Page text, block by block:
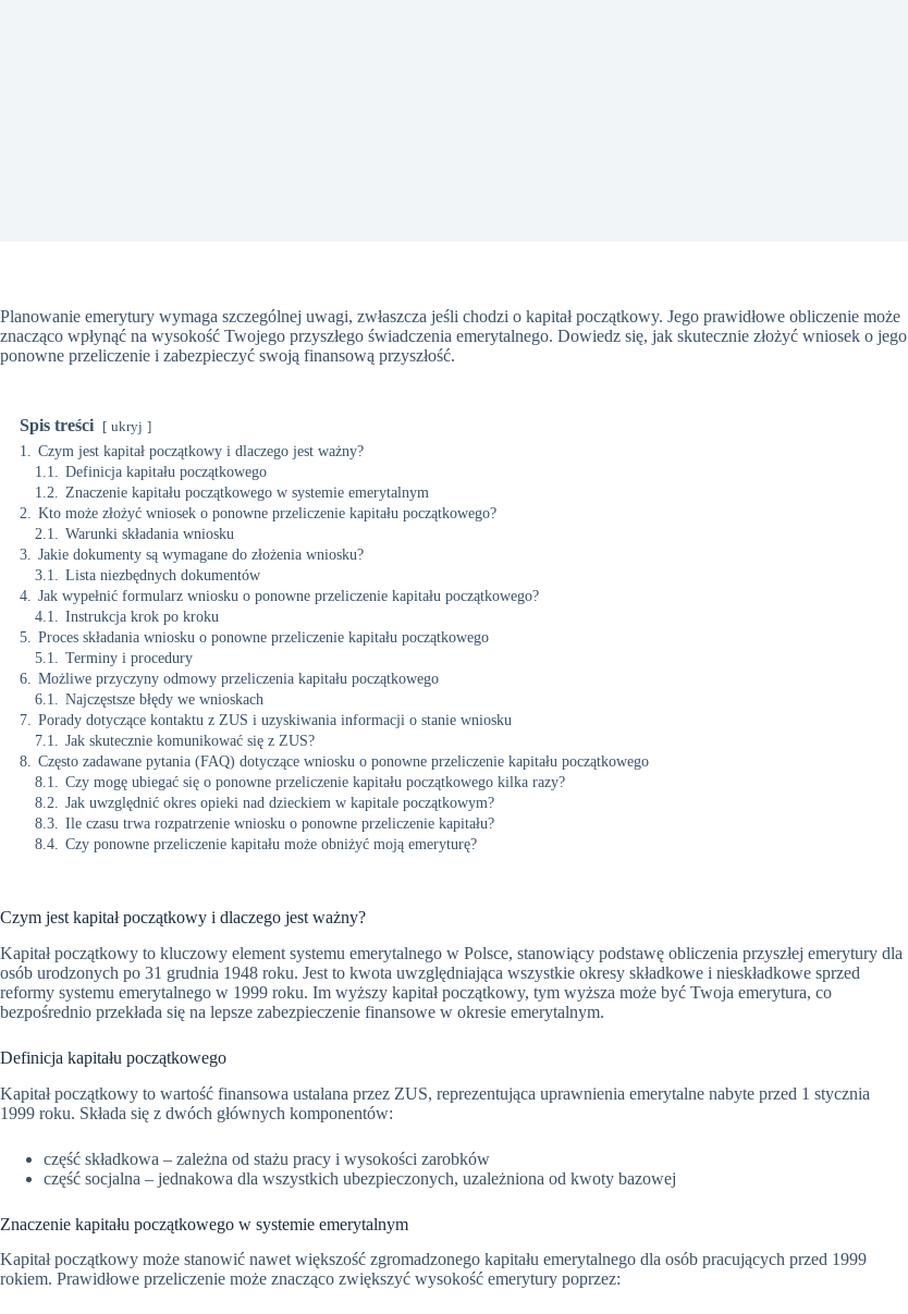
Planowanie emerytury wymaga szczególnej uwagi, zwłaszcza jeśli chodzi o kapitał początkowy. Jego prawidłowe obliczenie może
znacząco wpłynąć na wysokość Twojego przyszłego świadczenia emerytalnego. Dowiedz się, jak skutecznie złożyć wniosek o jego
ponowne przeliczenie i zabezpieczyć swoją finansową przyszłość.
Spis treści ukryj
1.
Czym jest kapitał początkowy i dlaczego jest ważny?
1.1.
Definicja kapitału początkowego
1.2.
Znaczenie kapitału początkowego w systemie emerytalnym
2.
Kto może złożyć wniosek o ponowne przeliczenie kapitału początkowego?
2.1.
Warunki składania wniosku
3.
Jakie dokumenty są wymagane do złożenia wniosku?
3.1.
Lista niezbędnych dokumentów
4.
Jak wypełnić formularz wniosku o ponowne przeliczenie kapitału początkowego?
4.1.
Instrukcja krok po kroku
5.
Proces składania wniosku o ponowne przeliczenie kapitału początkowego
5.1.
Terminy i procedury
6.
Możliwe przyczyny odmowy przeliczenia kapitału początkowego
6.1.
Najczęstsze błędy we wnioskach
7.
Porady dotyczące kontaktu z ZUS i uzyskiwania informacji o stanie wniosku
7.1.
Jak skutecznie komunikować się z ZUS?
8.
Często zadawane pytania (FAQ) dotyczące wniosku o ponowne przeliczenie kapitału początkowego
8.1.
Czy mogę ubiegać się o ponowne przeliczenie kapitału początkowego kilka razy?
8.2.
Jak uwzględnić okres opieki nad dzieckiem w kapitale początkowym?
8.3.
Ile czasu trwa rozpatrzenie wniosku o ponowne przeliczenie kapitału?
8.4.
Czy ponowne przeliczenie kapitału może obniżyć moją emeryturę?
Czym jest kapitał początkowy i dlaczego jest ważny?
Kapitał początkowy to kluczowy element systemu emerytalnego w Polsce, stanowiący podstawę obliczenia przyszłej emerytury dla
osób urodzonych po 31 grudnia 1948 roku. Jest to kwota uwzględniająca wszystkie okresy składkowe i nieskładkowe sprzed
reformy systemu emerytalnego w 1999 roku. Im wyższy kapitał początkowy, tym wyższa może być Twoja emerytura, co
bezpośrednio przekłada się na lepsze zabezpieczenie finansowe w okresie emerytalnym.
Definicja kapitału początkowego
Kapitał początkowy to wartość finansowa ustalana przez ZUS, reprezentująca uprawnienia emerytalne nabyte przed 1 stycznia
1999 roku. Składa się z dwóch głównych komponentów:
część składkowa – zależna od stażu pracy i wysokości zarobków
część socjalna – jednakowa dla wszystkich ubezpieczonych, uzależniona od kwoty bazowej
Znaczenie kapitału początkowego w systemie emerytalnym
Kapitał początkowy może stanowić nawet większość zgromadzonego kapitału emerytalnego dla osób pracujących przed 1999
rokiem. Prawidłowe przeliczenie może znacząco zwiększyć wysokość emerytury poprzez: